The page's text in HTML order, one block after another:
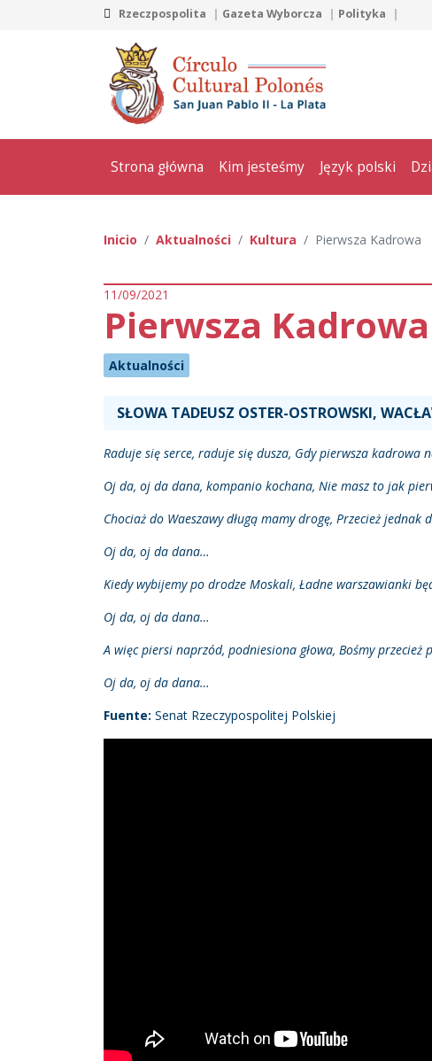
Rzeczpospolita Gazeta Wyborcza Polityka
Strona główna Kim jesteśmy Język polski
Inicio Aktualności Kultura Pierwsza Kadrowa
11/09/2021
Pierwsza Kadrowa
Aktualności
SŁOWA TADEUSZ OSTER-OSTROWSKI,
Raduje się serce, raduje się dusza, Gdy pierwsza kadrowa
Oj da, oj da dana, kompanio kochana, Nie masz to jak
Chociaż do Waeszawy długą mamy drogę, Przecież jednak
Oj da, oj da dana…
Kiedy wybijemy po drodze Moskali, Ładne warszawianki
Oj da, oj da dana…
A więc piersi naprzód, podniesiona głowa, Bośmy
Oj da, oj da dana…
Fuente: Senat Rzeczypospolitej Polskiej